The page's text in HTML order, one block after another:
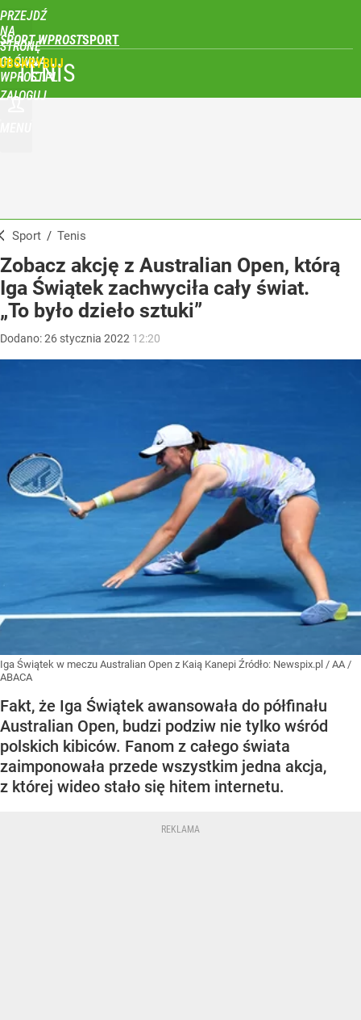
PRZEJDŹ
NA
STRONĘ
GŁÓWNĄ
WPROST.PL
SPORT WPROST
ZALOGUJ
TENIS
Sport / Tenis
Zobacz akcję z Australian Open, którą
Iga Świątek zachwyciła cały świat.
„To było dzieło sztuki”
Dodano:26 stycznia 2022 12:20
Iga Świątek w meczu Australian Open z Kaią Kanepi Źródło: Newspix.pl / AA /
ABACA
Fakt, że Iga Świątek awansowała do półfinału
Australian Open, budzi podziw nie tylko wśród
polskich kibiców. Fanom z całego świata
zaimponowała przede wszystkim jedna akcja,
z której wideo stało się hitem internetu.